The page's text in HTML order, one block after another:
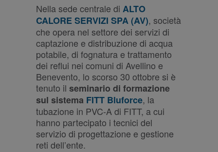
Nella sede centrale di ALTO
CALORE SERVIZI SPA (AV), società
che opera nel settore dei servizi di
captazione e distribuzione di acqua
potabile, di fognatura e trattamento
dei reflui nei comuni di Avellino e
Benevento, lo scorso 30 ottobre si è
tenuto il seminario di formazione
sul sistema FITT Bluforce, la
tubazione in PVC-A di FITT, a cui
hanno partecipato i tecnici del
servizio di progettazione e gestione
reti dell’ente.